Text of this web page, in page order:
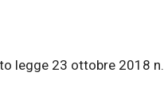
legge 23 ottobre 2018 n.